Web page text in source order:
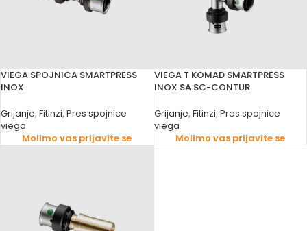
VIEGA SPOJNICA SMARTPRESS
INOX
Grijanje, Fitinzi, Pres spojnice
viega
Molimo vas prijavite se
VIEGA T KOMAD SMARTPRESS
INOX SA SC-CONTUR
Grijanje, Fitinzi, Pres spojnice
viega
Molimo vas prijavite se